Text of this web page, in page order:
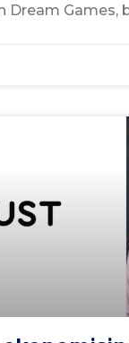
Dream Games,